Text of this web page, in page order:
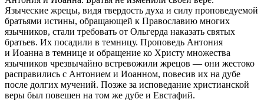
Языческие жрецы, видя твердость духа и силу проповедуемой
братьями истины, обращающей к Православию многих
язычников, стали требовать от Ольгерда наказать святых
братьев. Их посадили в темницу. Проповедь Антония
и Иоанна в темнице и обращение ко Христу множества
язычников чрезвычайно встревожили жрецов — они жестоко
расправились с Антонием и Иоанном, повесив их на дубе
после долгих мучений. Позже за исповедание христианской
веры был повешен на том же дубе и Евстафий.